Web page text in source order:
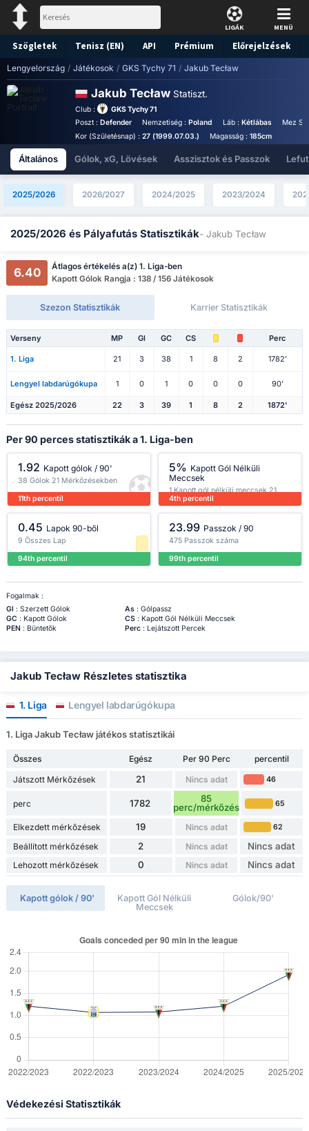
LIGÁK MENÜ
Szögletek Tenisz (EN) API Prémium Előrejelzések
Lengyelország / Játékosok / GKS Tychy 71 / Jakub Tecław
Jakub Tecław Statiszt.
Club :
GKS Tychy 71
Poszt : Defender Nemzetiség :Poland Láb : Kétlábas
Mez
Kor (Születésnap) : 27 (1999.07.03.) Magasság :185cm
Általános Gólok, xG, Lövések Asszisztok és Passzok
2025/2026 2026/2027 2024/2025 2023/2024
2025/2026 és Pályafutás Statisztikák- Jakub Tecław
6.40
Átlagos értékelés a(z) 1. Liga-ben
Kapott Gólok Rangja : 138 / 156 Játékosok
Szezon Statisztikák Karrier Statisztikák
Verseny MP Gl GC CS Perc
1. Liga 21 3 38 1 8 2 1782'
Lengyel labdarúgókupa 1 0 1 0 0 0 90'
Egész 2025/2026 22 3 39 1 8 2 1872'
Per 90 perces statisztikák a 1. Liga-ben
1.92 Kapott gólok / 90'
38 Gólok 21 Mérkőzésekben
11th percentil
5% Kapott Gól Nélküli
Meccsek
1 Kapott gól nélküli meccsek 21
Mérkőzésekben
4th percentil
0.45 Lapok 90-ből
9 Összes Lap
94th percentil
23.99 Passzok / 90
475 Passzok száma
99th percentil
Fogalmak :
Gl : Szerzett Gólok As: Gólpassz
GC : Kapott Gólok CS: Kapott Gól Nélküli Meccsek
PEN: Büntetők Perc: Lejátszott Percek
Jakub Tecław Részletes statisztika
1. Liga Lengyel labdarúgókupa
1. Liga Jakub Tecław játékos statisztikái
Összes Egész Per 90 Perc
percentil
Játszott Mérkőzések
21 Nincs adat 46
perc 1782
85
perc/mérkőzés
65
Elkezdett mérkőzések 19 Nincs adat 62
Beállított mérkőzések 2 Nincs adat Nincs adat
Lehozott mérkőzések 0 Nincs adat Nincs adat
Kapott gólok / 90'
Kapott Gól Nélküli
Meccsek
Gólok/90'
Védekezési Statisztikák